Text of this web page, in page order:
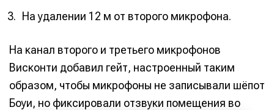
На удалении 12 м от второго микрофона.
На канал второго и третьего микрофонов
Висконти добавил гейт, настроенный таким
образом, чтобы микрофоны не записывали шёпот
Боуи, но фиксировали отзвуки помещения во